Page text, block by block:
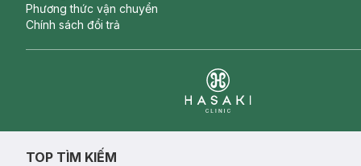
Phương thức vận chuyển
Chính sách đổi trả
TOP TÌM KIẾM